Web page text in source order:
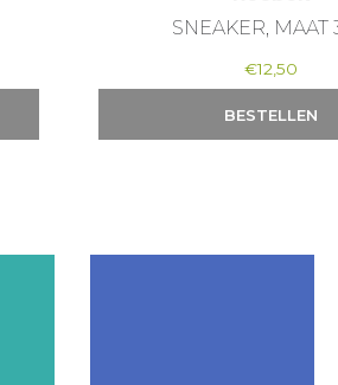
SNEAKER, MAAT
€12,50
BESTELLEN